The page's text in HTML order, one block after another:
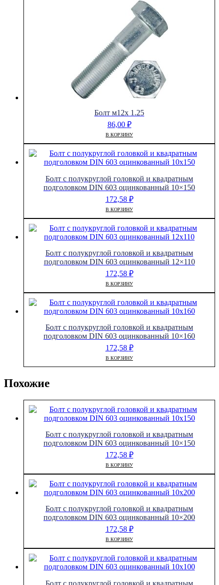
Болт м12х 1.25
86,00 ₽
В КОРЗИНУ
Болт с полукруглой головкой и квадратным
подголовком DIN 603 оцинкованный 10×150
172,58 ₽
В КОРЗИНУ
Болт с полукруглой головкой и квадратным
подголовком DIN 603 оцинкованный 12×110
172,58 ₽
В КОРЗИНУ
Болт с полукруглой головкой и квадратным
подголовком DIN 603 оцинкованный 10×160
172,58 ₽
В КОРЗИНУ
Похожие
Болт с полукруглой головкой и квадратным
подголовком DIN 603 оцинкованный 10×150
172,58 ₽
В КОРЗИНУ
Болт с полукруглой головкой и квадратным
подголовком DIN 603 оцинкованный 10×200
172,58 ₽
В КОРЗИНУ
Болт с полукруглой головкой и квадратным